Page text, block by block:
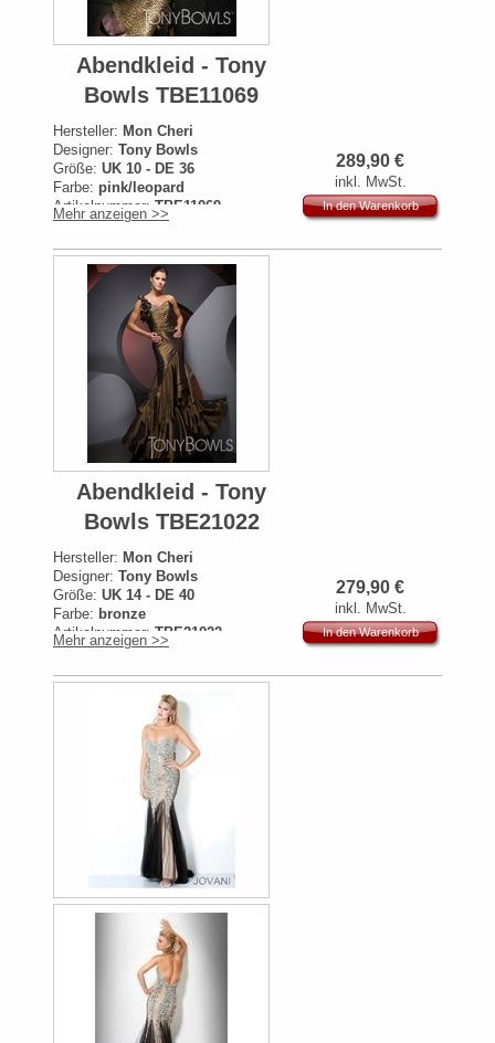
289,90 €
inkl. MwSt.
In den Warenkorb
Abendkleid - Tony
Bowls TBE11069
Hersteller: Mon Cheri
Designer: Tony Bowls
Größe: UK 10 - DE 36
Farbe: pink/leopard
Artikelnummer:TBE11069
Originalpreis:799€
Mehr anzeigen >>
279,90 €
inkl. MwSt.
In den Warenkorb
Abendkleid - Tony
Bowls TBE21022
Hersteller: Mon Cheri
Designer: Tony Bowls
Größe: UK 14 - DE 40
Farbe: bronze
Artikelnummer:TBE21022
Originalpreis:599€
Mehr anzeigen >>